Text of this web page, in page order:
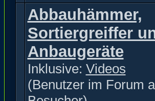
Abbauhämmer,
Sortiergreiffer
Anbaugeräte
Inklusive: Videos
(Benutzer im Forum